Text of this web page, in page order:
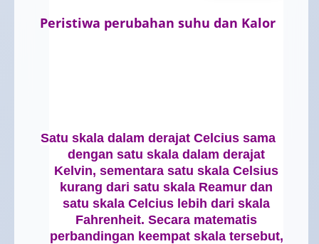
Peristiwa perubahan suhu dan Kalor
Satu skala dalam derajat Celcius sama
dengan satu skala dalam derajat
Kelvin, sementara satu skala Celsius
kurang dari satu skala Reamur dan
satu skala Celcius lebih dari skala
Fahrenheit. Secara matematis
perbandingan keempat skala tersebut,